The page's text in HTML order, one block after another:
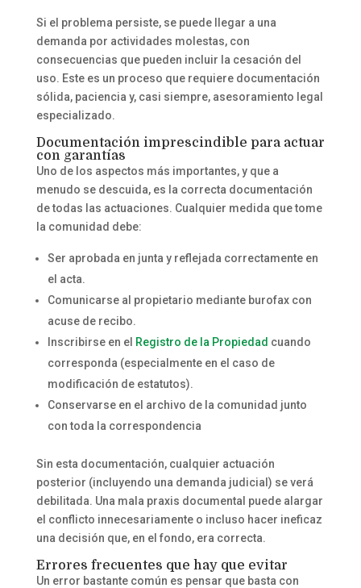
Si el problema persiste, se puede llegar a una
demanda por actividades molestas, con
consecuencias que pueden incluir la cesación del
uso. Este es un proceso que requiere documentación
sólida, paciencia y, casi siempre, asesoramiento legal
especializado.
Documentación imprescindible para actuar
con garantías
Uno de los aspectos más importantes, y que a
menudo se descuida, es la correcta documentación
de todas las actuaciones. Cualquier medida que tome
la comunidad debe:
Ser aprobada en junta y reflejada correctamente en
el acta.
Comunicarse al propietario mediante burofax con
acuse de recibo.
Inscribirse en el Registro de la Propiedad cuando
corresponda (especialmente en el caso de
modificación de estatutos).
Conservarse en el archivo de la comunidad junto
con toda la correspondencia
Sin esta documentación, cualquier actuación
posterior (incluyendo una demanda judicial) se verá
debilitada. Una mala praxis documental puede alargar
el conflicto innecesariamente o incluso hacer ineficaz
una decisión que, en el fondo, era correcta.
Errores frecuentes que hay que evitar
Un error bastante común es pensar que basta con